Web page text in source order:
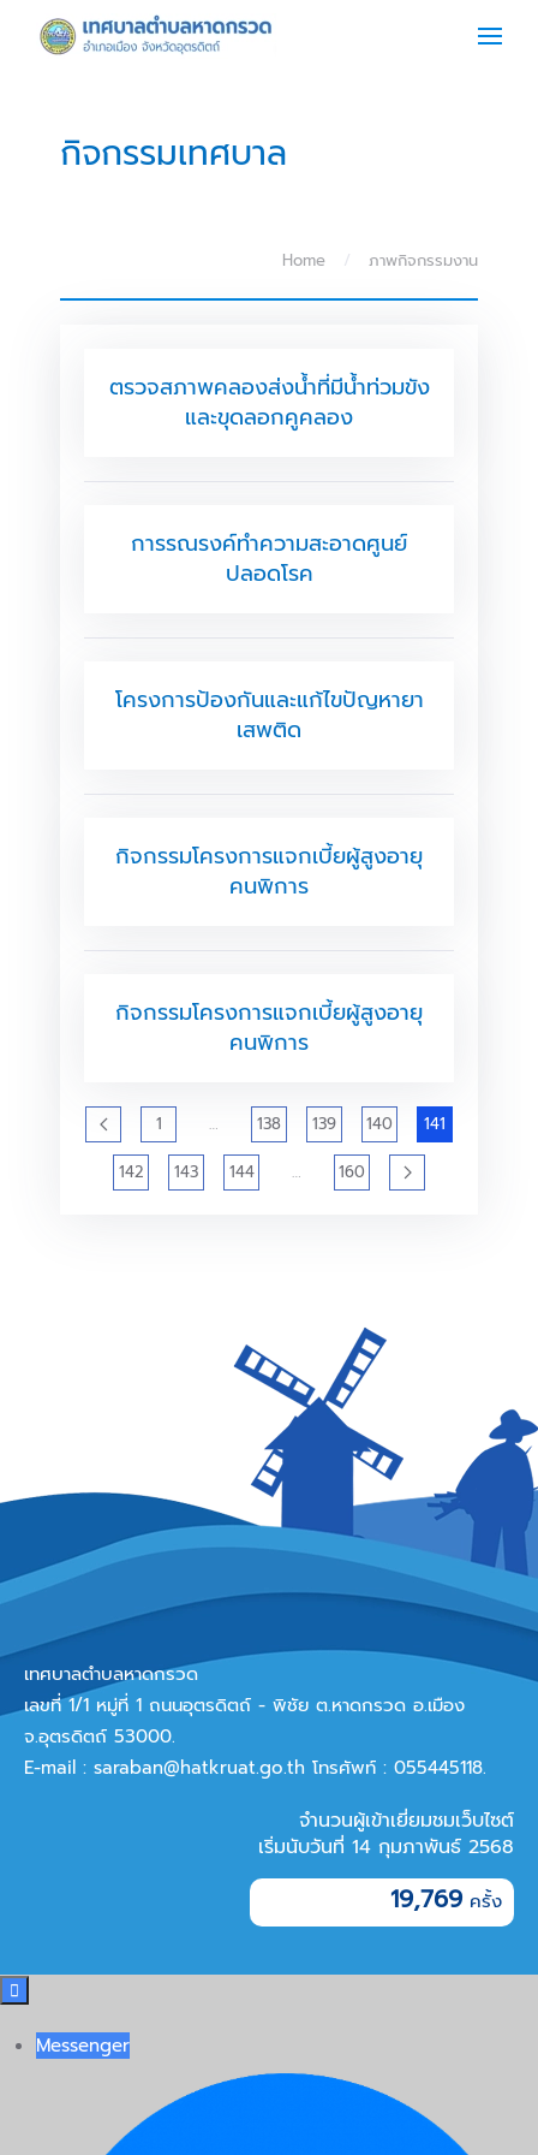
Skip to main content
กิจกรรมเทศบาล
Home ภาพกิจกรรมงาน
ตรวจสภาพคลองส่งน้ำที่มีน้ำท่วมขัง
และขุดลอกคูคลอง
การรณรงค์ทำความสะอาดศูนย์
ปลอดโรค
โครงการป้องกันและแก้ไขปัญหายา
เสพติด
กิจกรรมโครงการแจกเบี้ยผู้สูงอายุ
คนพิการ
กิจกรรมโครงการแจกเบี้ยผู้สูงอายุ
คนพิการ
1 … 138 139 140 141
142 143 144 … 160
เทศบาลตำบลหาดกรวด
เลขที่ 1/1 หมู่ที่ 1 ถนนอุตรดิตถ์ - พิชัย ต.หาดกรวด อ.เมือง
จ.อุตรดิตถ์ 53000.
E-mail : saraban@hatkruat.go.th โทรศัพท์ : 055445118.
จำนวนผู้เข้าเยี่ยมชมเว็บไซต์
เริ่มนับวันที่ 14 กุมภาพันธ์ 2568
19,769

Messenger